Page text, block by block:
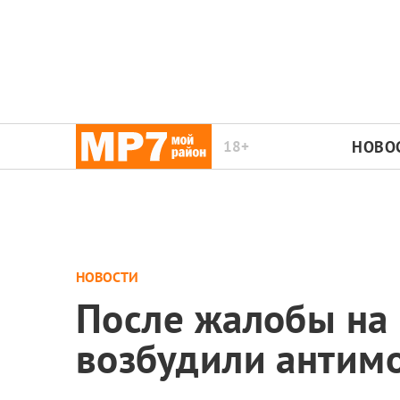
18+
НОВОСТИ
После жалобы на
возбудили